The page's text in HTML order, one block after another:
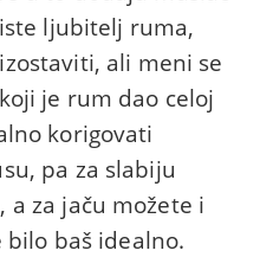
ljubitelj ruma,
ali meni se
je rum dao celoj
korigovati
pa za slabiju
za jaču možete i
bilo baš idealno.